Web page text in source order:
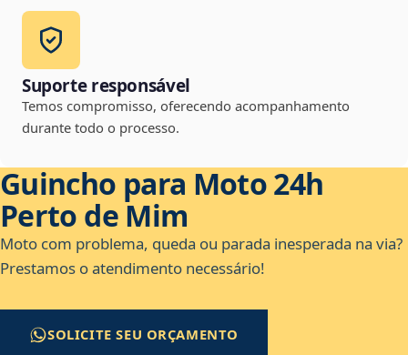
Suporte responsável
Temos compromisso, oferecendo acompanhamento
durante todo o processo.
Guincho para Moto 24h
Perto de Mim
Moto com problema, queda ou parada inesperada na via?
Prestamos o atendimento necessário!
SOLICITE SEU ORÇAMENTO